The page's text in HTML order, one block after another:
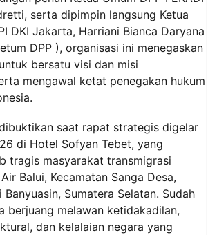
serta dipimpin langsung Ketua
DKI Jakarta, Harriani Bianca Daryana
DPP ), organisasi ini menegaskan
bersatu visi dan misi
mengawal ketat penegakan hukum
saat rapat strategis digelar
di Hotel Sofyan Tebet, yang
tragis masyarakat transmigrasi
Balui, Kecamatan Sanga Desa,
Banyuasin, Sumatera Selatan. Sudah
berjuang melawan ketidakadilan,
dan kelalaian negara yang